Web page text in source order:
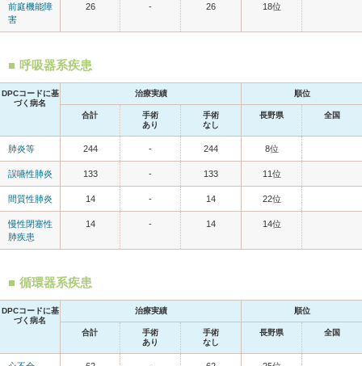
前庭機能障
害
26 - 26 18位
呼吸器系疾患
DPCコードに基
づく病名
治療実績 順位
合計
手術
あり
手術
なし
長野県 全国
肺炎等 244 - 244 8位
誤嚥性肺炎 133 - 133 11位
間質性肺炎 14 - 14 22位
慢性閉塞性
肺疾患
14 - 14 14位
循環器系疾患
DPCコードに基
づく病名
治療実績 順位
合計
手術
あり
手術
なし
長野県 全国